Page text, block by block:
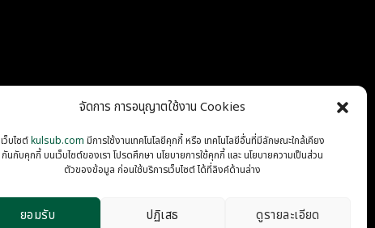
จัดการ การอนุญาตใช้งาน Cookies
เว็บไซต์kulsub.com มีการใช้งานเทคโนโลยีคุกกี้ หรือ เทคโนโลยีอื่นที่มีลักษณะใกล้เคียง
กันกับคุกกี้ บนเว็บไซต์ของเรา โปรดศึกษา นโยบายการใช้คุกกี้ และ นโยบายความเป็นส่วน
ตัวของข้อมูล ก่อนใช้บริการเว็บไซต์ ได้ที่ลิงค์ด้านล่าง
ยอมรับ ปฏิเสธ ดูรายละเอียด
PRIVACY COOKIES